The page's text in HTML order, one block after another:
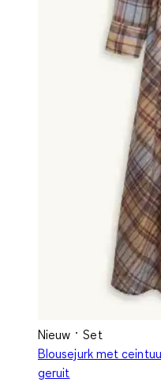
Nieuw
Set
Blousejurk met
geruit